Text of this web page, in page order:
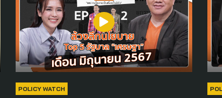
POLICY WATCH